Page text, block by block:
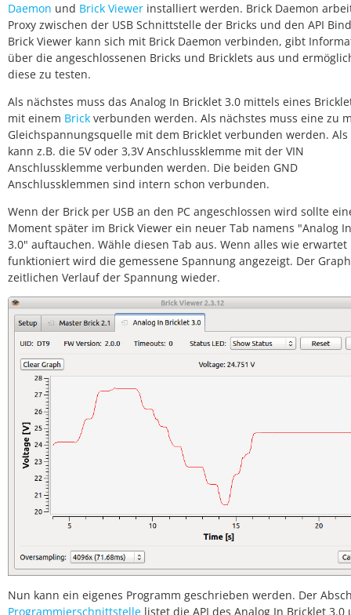
Daemon und Brick Viewer installiert werden. Brick Daemon
Proxy zwischen der USB Schnittstelle der Bricks und den API
Brick Viewer kann sich mit Brick Daemon verbinden, gibt
über die angeschlossenen Bricks und Bricklets aus und
diese zu testen.
Als nächstes muss das Analog In Bricklet 3.0 mittels eines
mit einem Brick verbunden werden. Als nächstes muss eine zu
Gleichspannungsquelle mit dem Bricklet verbunden werden. Als
kann z.B. die 5V oder 3,3V Anschlussklemme mit der VIN
Anschlussklemme verbunden werden. Die beiden GND
Anschlussklemmen sind intern schon verbunden.
Wenn der Brick per USB an den PC angeschlossen wird sollte
Moment später im Brick Viewer ein neuer Tab namens "Analog
3.0" auftauchen. Wähle diesen Tab aus. Wenn alles wie erwartet
funktioniert wird die gemessene Spannung angezeigt. Der
zeitlichen Verlauf der Spannung wieder.
Nun kann ein eigenes Programm geschrieben werden. Der
Programmierschnittstelle listet die API des Analog In Bricklet 3.0